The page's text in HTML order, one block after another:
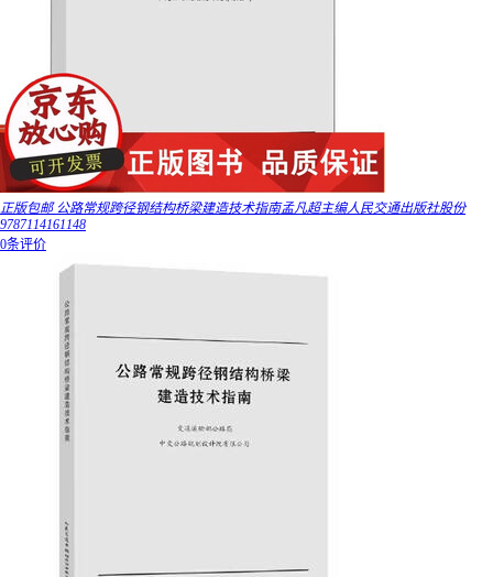
正版包邮 公路常规跨径钢结构桥梁建造技术指南孟凡超主编人民交通出版社股份
9787114161148
0条评价